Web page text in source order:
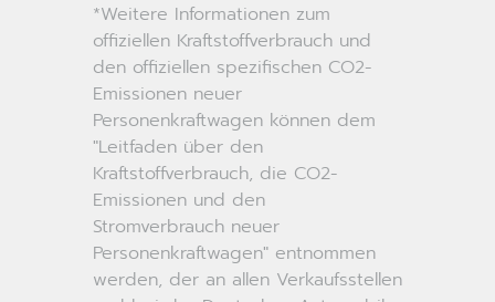
*Weitere Informationen zum
offiziellen Kraftstoffverbrauch und
den offiziellen spezifischen CO2-
Emissionen neuer
Personenkraftwagen können dem
"Leitfaden über den
Kraftstoffverbrauch, die CO2-
Emissionen und den
Stromverbrauch neuer
Personenkraftwagen" entnommen
werden, der an allen Verkaufsstellen